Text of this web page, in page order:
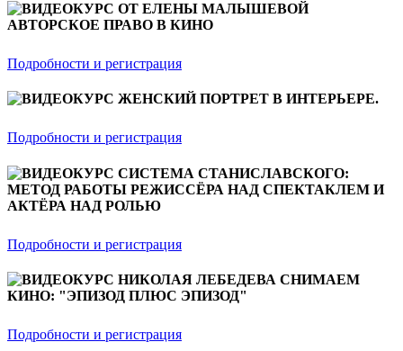
ВИДЕОКУРС ОТ ЕЛЕНЫ МАЛЫШЕВОЙ
АВТОРСКОЕ ПРАВО В КИНО
Подробности и регистрация
ВИДЕОКУРС ЖЕНСКИЙ ПОРТРЕТ В ИНТЕРЬЕРЕ.
Подробности и регистрация
ВИДЕОКУРС СИСТЕМА СТАНИСЛАВСКОГО:
МЕТОД РАБОТЫ РЕЖИССЁРА НАД СПЕКТАКЛЕМ И
АКТЁРА НАД РОЛЬЮ
Подробности и регистрация
ВИДЕОКУРС НИКОЛАЯ ЛЕБЕДЕВА СНИМАЕМ
КИНО: "ЭПИЗОД ПЛЮС ЭПИЗОД"
Подробности и регистрация